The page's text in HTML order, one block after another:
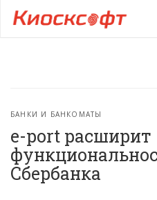
БАНКИ И БАНКОМАТЫ
e-port расширит
Сбербанка